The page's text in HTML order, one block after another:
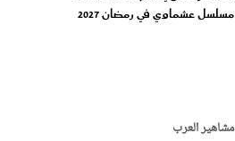
مسلسل عشماوي في رمضان 2027
مشاهير العرب